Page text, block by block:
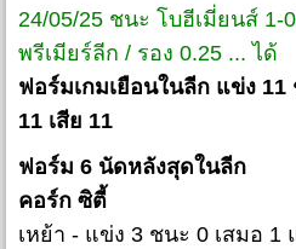
24/05/25 ชนะ โบฮีเมี่ยนส์ 1-
พรีเมียร์ลีก / รอง 0.25 ... ได้
ฟอร์มเกมเยือนในลีก แข่ง 11
11 เสีย 11
ฟอร์ม 6 นัดหลังสุดในลีก
คอร์ก ซิตี้
เหย้า - แข่ง 3 ชนะ 0 เสมอ 1